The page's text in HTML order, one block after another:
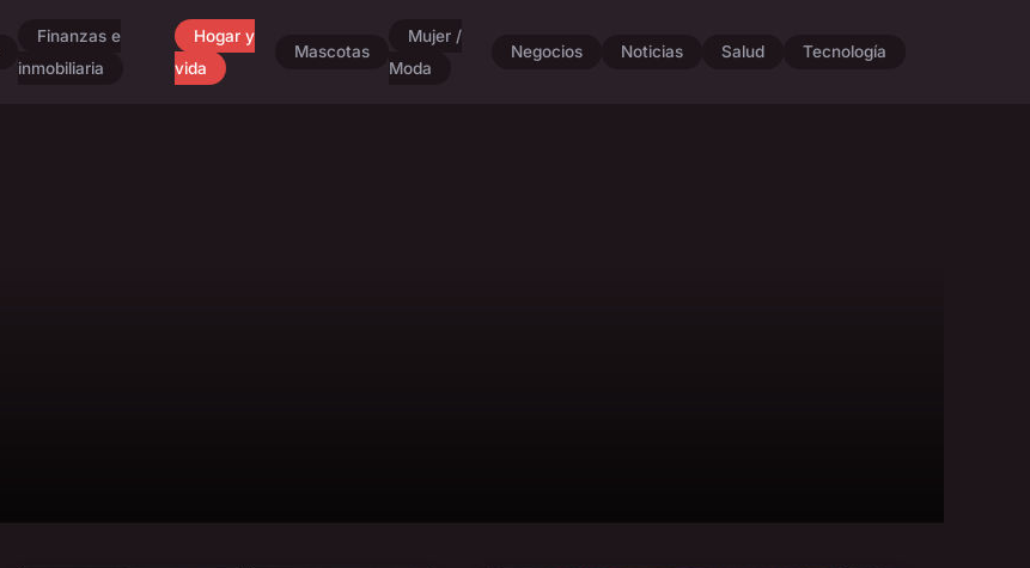
Finanzas e
inmobiliaria
Hogar y
vida
Mascotas
Mujer /
Moda
Negocios Noticias Salud Tecnología